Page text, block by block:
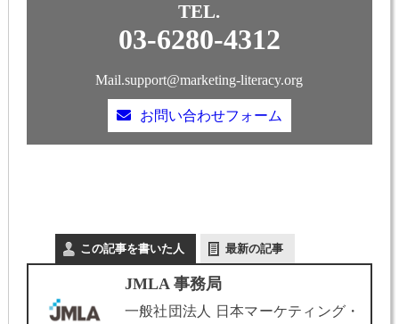
TEL.
03-6280-4312
Mail.support@marketing-literacy.org
お問い合わせフォーム
この記事を書いた人 最新の記事
JMLA 事務局
一般社団法人 日本マーケティング・